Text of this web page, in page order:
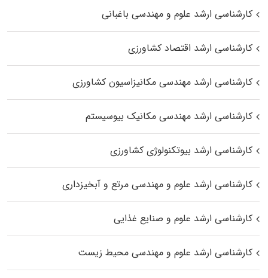
کارشناسی ارشد علوم و مهندسی باغبانی
کارشناسی ارشد اقتصاد کشاورزی
کارشناسی ارشد مهندسی مکانیزاسیون کشاورزی
کارشناسی ارشد مهندسی مکانیک بیوسیستم
کارشناسی ارشد بیوتکنولوژی کشاورزی
کارشناسی ارشد علوم و مهندسی مرتع و آبخیزداری
کارشناسی ارشد علوم و صنایع غذایی
کارشناسی ارشد علوم و مهندسی محیط زیست